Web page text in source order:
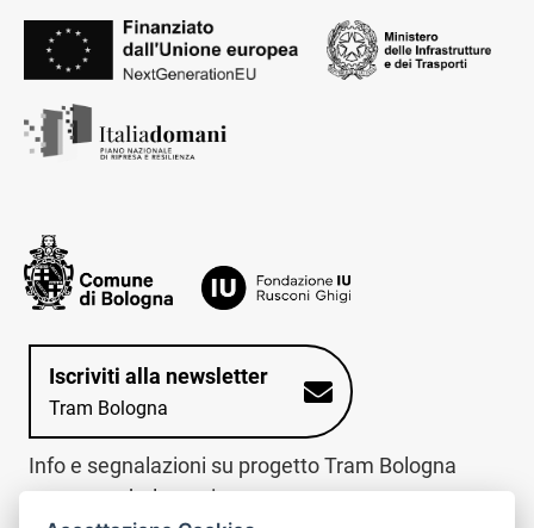
Iscriviti alla newsletter
Tram Bologna
Info e segnalazioni su progetto Tram Bologna
www.trambologna.it